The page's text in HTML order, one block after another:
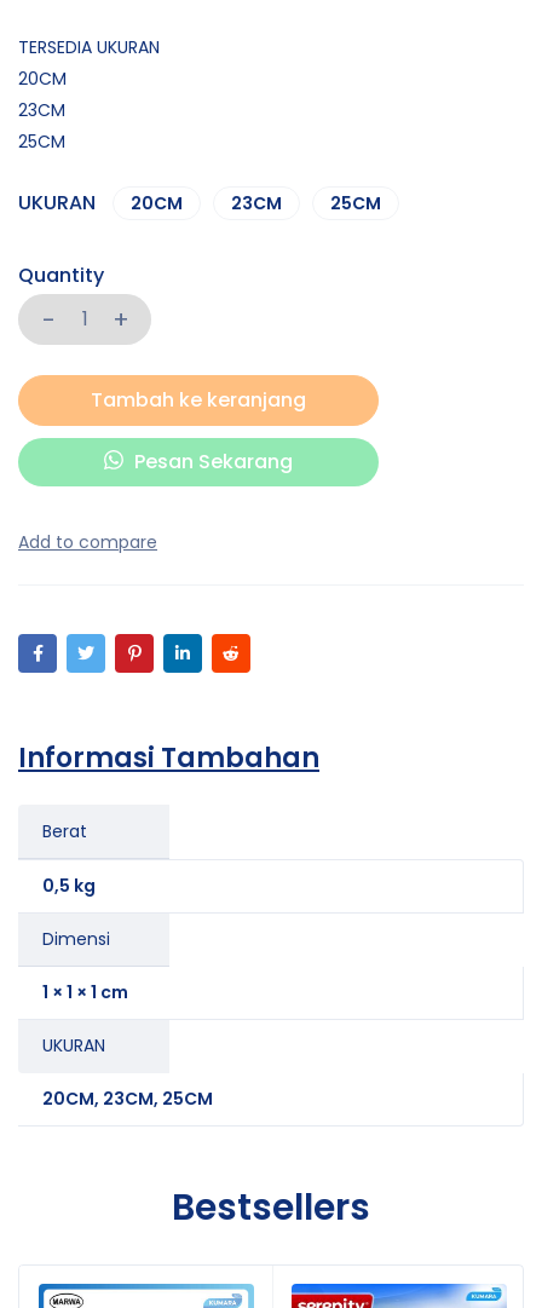
TERSEDIA UKURAN
20CM
23CM
25CM
UKURAN 20CM 23CM 25CM
Quantity
Tambah ke keranjang
Pesan Sekarang
Informasi Tambahan
Berat
0,5 kg
Dimensi
1 × 1 × 1 cm
UKURAN
20CM, 23CM, 25CM
Bestsellers